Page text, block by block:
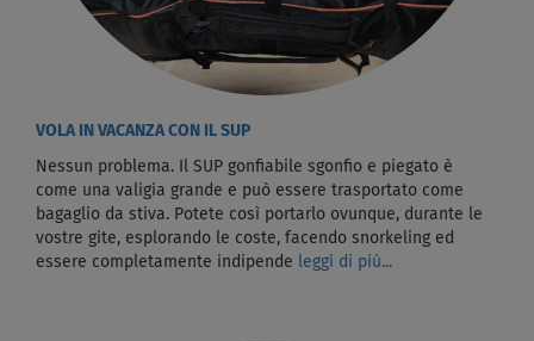
VOLA IN VACANZA CON IL SUP
Nessun problema. Il SUP gonfiabile sgonfio e piegato è
come una valigia grande e può essere trasportato come
bagaglio da stiva. Potete così portarlo ovunque, durante le
vostre gite, esplorando le coste, facendo snorkeling ed
essere completamente indipende leggi di più...